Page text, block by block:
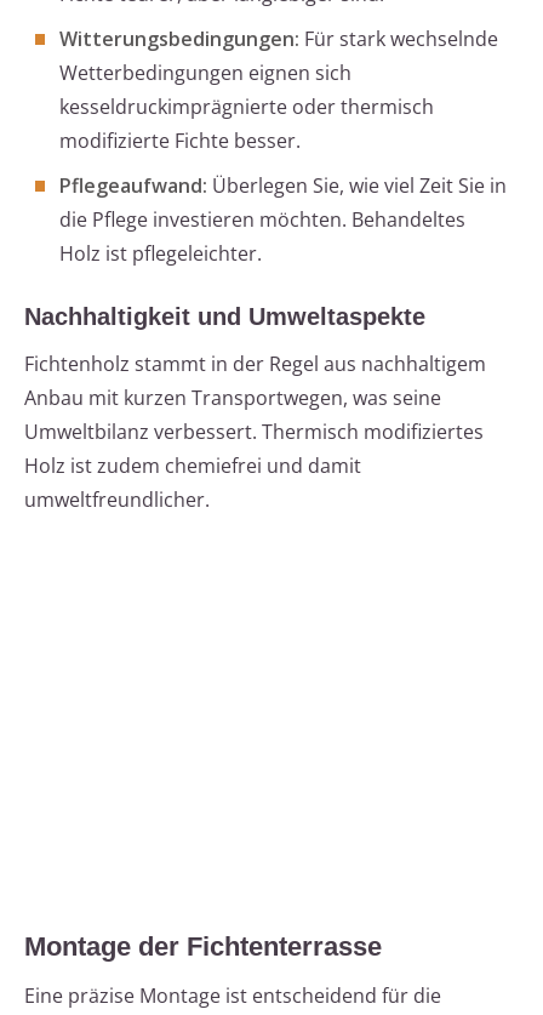
Witterungsbedingungen: Für stark wechselnde
Wetterbedingungen eignen sich
kesseldruckimprägnierte oder thermisch
modifizierte Fichte besser.
Pflegeaufwand: Überlegen Sie, wie viel Zeit Sie in
die Pflege investieren möchten. Behandeltes
Holz ist pflegeleichter.
Nachhaltigkeit und Umweltaspekte
Fichtenholz stammt in der Regel aus nachhaltigem
Anbau mit kurzen Transportwegen, was seine
Umweltbilanz verbessert. Thermisch modifiziertes
Holz ist zudem chemiefrei und damit
umweltfreundlicher.
Montage der Fichtenterrasse
Eine präzise Montage ist entscheidend für die